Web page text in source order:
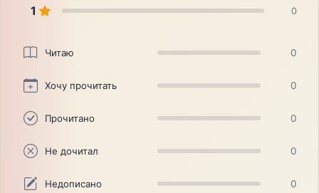
1 0
Читаю 0
Хочу прочитать 0
Прочитано 0
Не дочитал 0
Недописано 0